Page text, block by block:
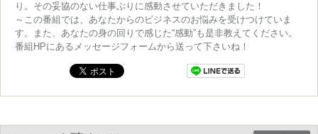
り。その妥協のない仕事ぶりに感動させていただきました！
～この番組では、あなたからのビジネスのお悩みを受けつけていま
す。また、あなたの身の回りで感じた“感動”も是非教えてください。
番組HPにあるメッセージフォームから送って下さいね！